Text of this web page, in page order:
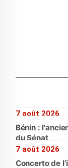
7 août 2026
Bénin :
du Sénat
7 août 2026
Concerto de